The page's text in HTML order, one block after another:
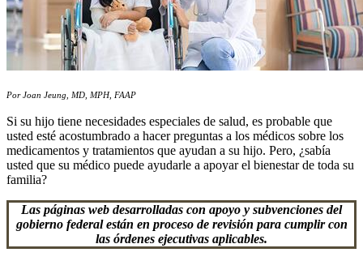
Por Joan Jeung, MD, MPH, FAAP
Si su hijo tiene necesidades especiales de salud, es probable que
usted esté acostumbrado a hacer preguntas a los médicos sobre los
medicamentos y tratamientos que ayudan a su hijo. Pero, ¿sabía
usted que su médico puede ayudarle a apoyar el bienestar de toda su
familia?
Las páginas web desarrolladas con apoyo y subvenciones del
gobierno federal están en proceso de revisión para cumplir con
las órdenes ejecutivas aplicables.